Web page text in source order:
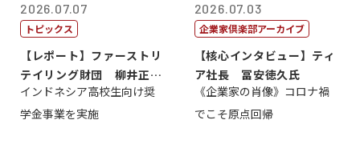
2026.07.07
トピックス
【レポート】ファーストリ
テイリング財団 柳井正
理事長
インドネシア高校生向け奨
学金事業を実施
2026.07.03
企業家倶楽部アーカイブ
【核心インタビュー】ティ
ア社長 冨安徳久氏
《企業家の肖像》コロナ禍
でこそ原点回帰